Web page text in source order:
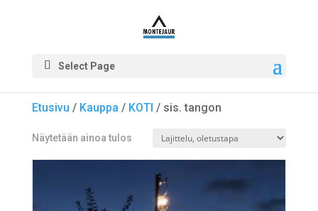
Select Page
Etusivu / Kauppa / KOTI / sis. tangon
Näytetään ainoa tulos